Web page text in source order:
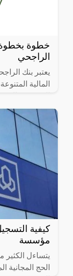
خطوة
الراجحي
يعتبر بنك
المالية
جديد في
كيفية
مؤسسة
يتساءل
الحج